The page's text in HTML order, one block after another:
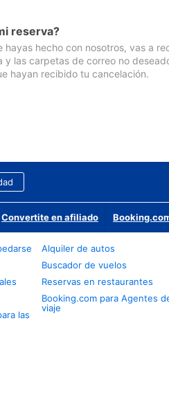
reserva?
hecho con nosotros, vas a
las carpetas de correo no
hayan recibido tu cancelación.
Convertite en afiliado
las
Alquiler de autos
Buscador de vuelos
Reservas en restaurantes
Booking.com para Agentes
viaje